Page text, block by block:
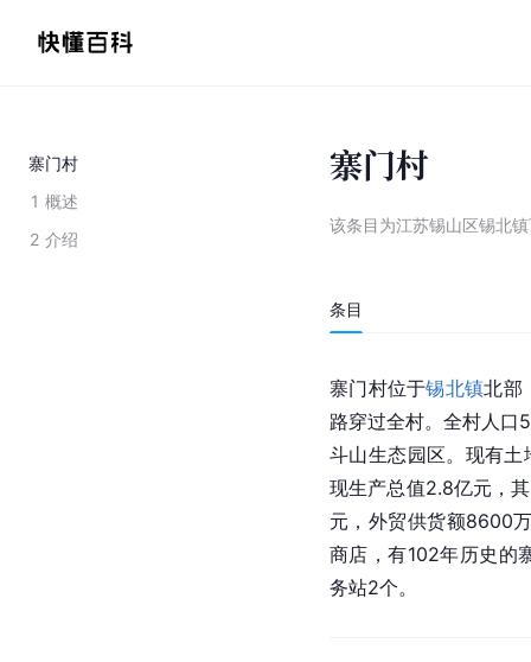
寨门村
1 概述
2 介绍
寨门村
该条目为江苏锡山区锡北
条目
寨门村位于锡北镇北部
路穿过全村。全村人口
斗山生态园区。现有
现生产总值2.8亿元，
元，外贸供货额8600
商店，有102年历史的
务站2个。